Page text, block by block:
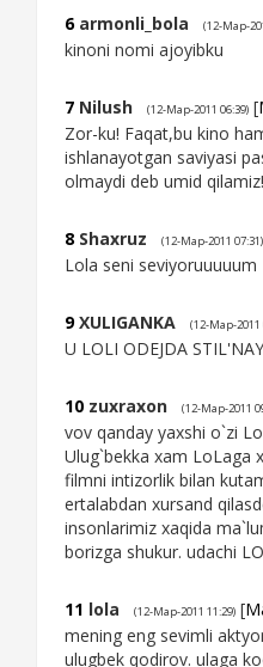
6 armonli_bola (12-Мар-
kinoni nomi ajoyibku
7 Nilush (12-Мар-2011 06:39) [
Zor-ku! Faqat,bu kino
ishlanayotgan saviyasi
olmaydi deb umid qilamiz!
8 Shaxruz (12-Мар-2011 07:31)
Lola seni seviyoruuuuum
9 XULIGANKA (12-Мар-2011
U LOLI ODEJDA
10 zuxraxon (12-Мар-2011
vov qanday yaxshi o`zi
Ulug`bekka xam LoLaga
filmni intizorlik bilan
ertalabdan xursand
insonlarimiz xaqida
borizga shukur. udachi
11 lola (12-Мар-2011 11:29) [
mening eng sevimli
ulugbek qodirov. ulaga